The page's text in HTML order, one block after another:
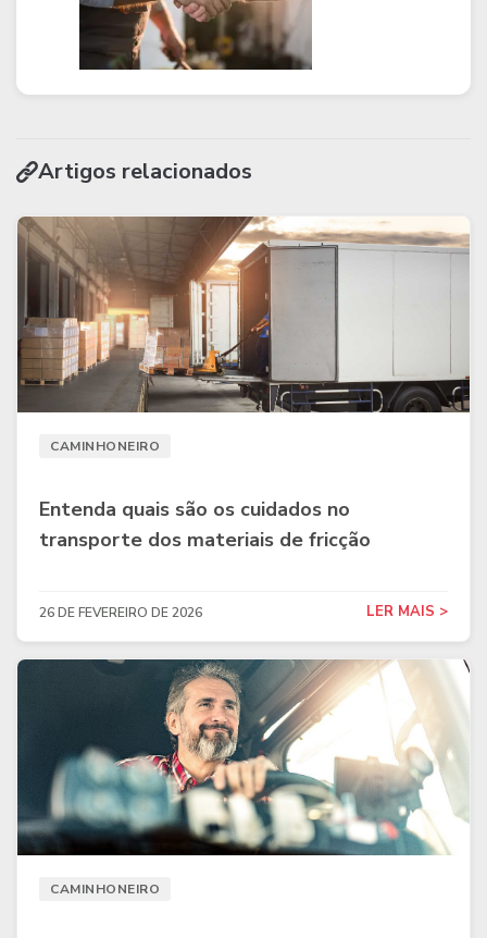
Artigos relacionados
CAMINHONEIRO
Entenda quais são os cuidados no
transporte dos materiais de fricção
26 DE FEVEREIRO DE 2026 LER MAIS >
CAMINHONEIRO